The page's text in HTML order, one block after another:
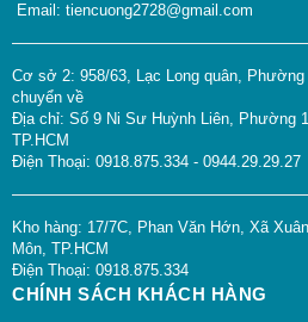
Email: tiencuong2728@gmail.com
Cơ sở 2: 958/63, Lạc Long quân, Phường
chuyển về
Địa chỉ: Số 9 Ni Sư Huỳnh Liên, Phường
TP.HCM
Điện Thoại: 0918.875.334 - 0944.29.29.27
Kho hàng: 17/7C, Phan Văn Hớn, Xã
Môn, TP.HCM
Điện Thoại: 0918.875.334
CHÍNH SÁCH KHÁCH HÀNG